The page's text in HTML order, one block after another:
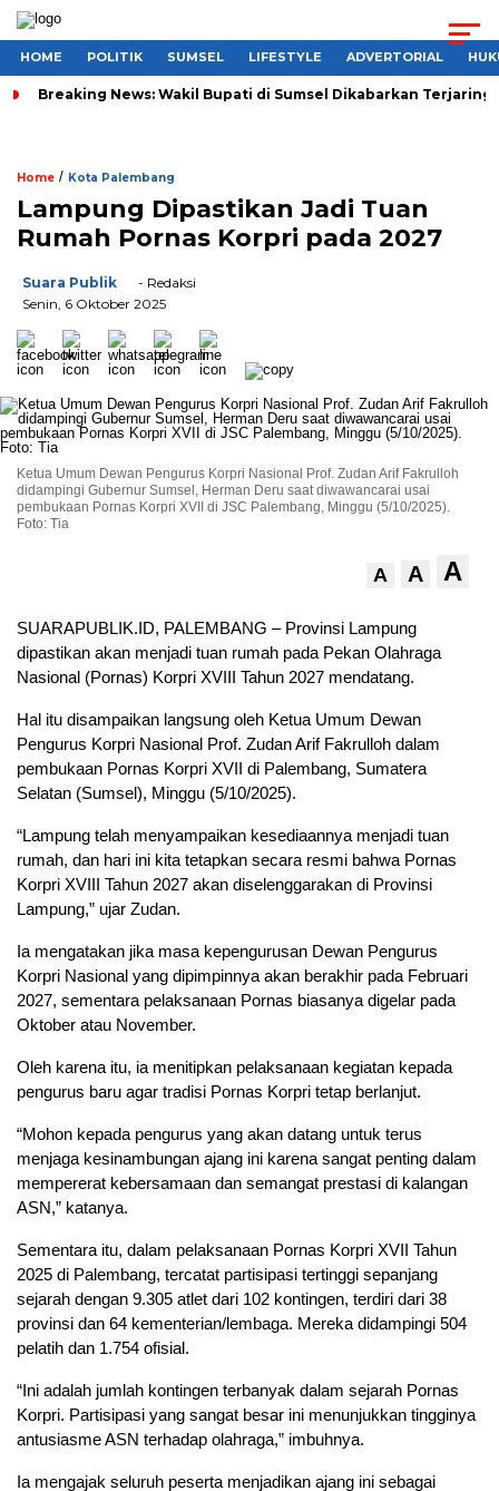
HOME POLITIK SUMSEL LIFESTYLE ADVERTORIAL
Breaking News: Wakil Bupati di Sumsel Dikabarkan Terjaring
Home / Kota Palembang
Lampung Dipastikan Jadi Tuan
Rumah Pornas Korpri pada 2027
Suara Publik
- Redaksi
Senin, 6 Oktober 2025
Ketua Umum Dewan Pengurus Korpri Nasional Prof. Zudan Arif Fakrulloh
didampingi Gubernur Sumsel, Herman Deru saat diwawancarai usai
pembukaan Pornas Korpri XVII di JSC Palembang, Minggu (5/10/2025).
Foto: Tia
A A A
SUARAPUBLIK.ID, PALEMBANG – Provinsi Lampung
dipastikan akan menjadi tuan rumah pada Pekan Olahraga
Nasional (Pornas) Korpri XVIII Tahun 2027 mendatang.
Hal itu disampaikan langsung oleh Ketua Umum Dewan
Pengurus Korpri Nasional Prof. Zudan Arif Fakrulloh dalam
pembukaan Pornas Korpri XVII di Palembang, Sumatera
Selatan (Sumsel), Minggu (5/10/2025).
“Lampung telah menyampaikan kesediaannya menjadi tuan
rumah, dan hari ini kita tetapkan secara resmi bahwa Pornas
Korpri XVIII Tahun 2027 akan diselenggarakan di Provinsi
Lampung,” ujar Zudan.
Ia mengatakan jika masa kepengurusan Dewan Pengurus
Korpri Nasional yang dipimpinnya akan berakhir pada Februari
2027, sementara pelaksanaan Pornas biasanya digelar pada
Oktober atau November.
Oleh karena itu, ia menitipkan pelaksanaan kegiatan kepada
pengurus baru agar tradisi Pornas Korpri tetap berlanjut.
“Mohon kepada pengurus yang akan datang untuk terus
menjaga kesinambungan ajang ini karena sangat penting dalam
mempererat kebersamaan dan semangat prestasi di kalangan
ASN,” katanya.
Sementara itu, dalam pelaksanaan Pornas Korpri XVII Tahun
2025 di Palembang, tercatat partisipasi tertinggi sepanjang
sejarah dengan 9.305 atlet dari 102 kontingen, terdiri dari 38
provinsi dan 64 kementerian/lembaga. Mereka didampingi 504
pelatih dan 1.754 ofisial.
“Ini adalah jumlah kontingen terbanyak dalam sejarah Pornas
Korpri. Partisipasi yang sangat besar ini menunjukkan tingginya
antusiasme ASN terhadap olahraga,” imbuhnya.
Ia mengajak seluruh peserta menjadikan ajang ini sebagai